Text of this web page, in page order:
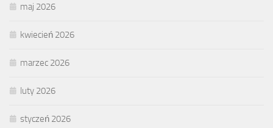
maj 2026
kwiecień 2026
marzec 2026
luty 2026
styczeń 2026